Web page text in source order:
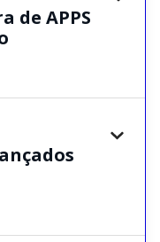
de APPS